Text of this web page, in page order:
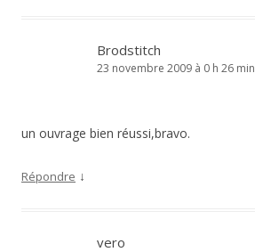
Brodstitch
23 novembre 2009 à 0 h 26 min
un ouvrage bien réussi,bravo.
Répondre ↓
vero